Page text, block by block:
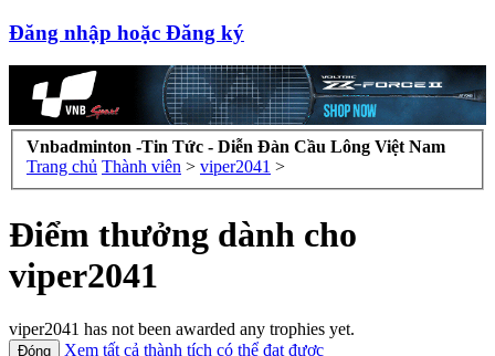
Đăng nhập hoặc Đăng ký
Vnbadminton -Tin Tức - Diễn Đàn Cầu Lông Việt Nam
Trang chủ Thành viên > viper2041 >
Điểm thưởng dành cho
viper2041
viper2041 has not been awarded any trophies yet.
Xem tất cả thành tích có thể đạt được